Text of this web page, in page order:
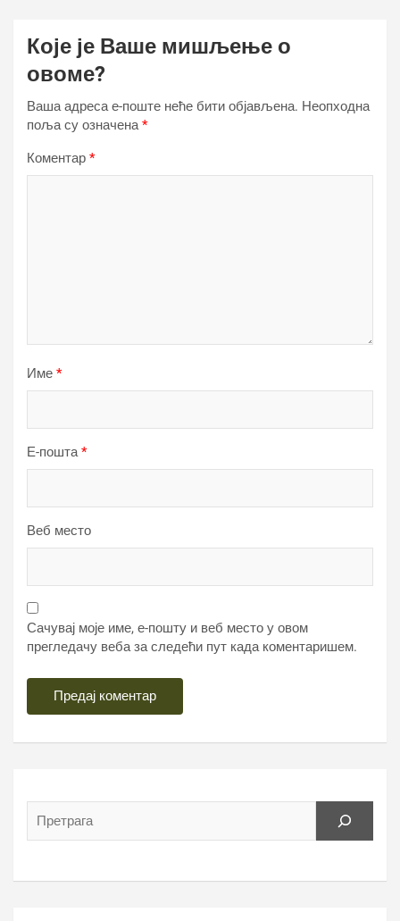
Које је Ваше мишљење о
овоме?
Ваша адреса е-поште неће бити објављена. Неопходна
поља су означена*
Коментар *
Име *
Е-пошта*
Веб место
Сачувај моје име, е-пошту и веб место у овом
прегледачу веба за следећи пут када коментаришем.